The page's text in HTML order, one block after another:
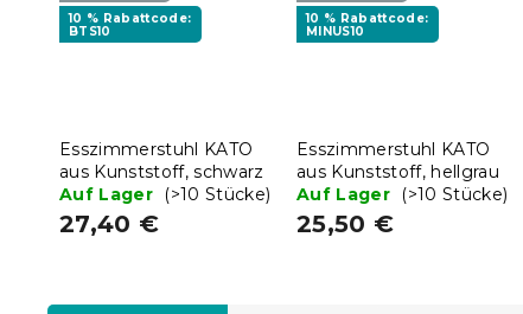
10 % Rabattcode:
BTS10
Esszimmerstuhl KATO
aus Kunststoff, schwarz
Auf Lager
(>10 Stücke)
27,40 €
10 % Rabattcode:
MINUS10
Esszimmerstuhl KATO
aus Kunststoff, hellgrau
Auf Lager
(>10 Stücke)
25,50 €